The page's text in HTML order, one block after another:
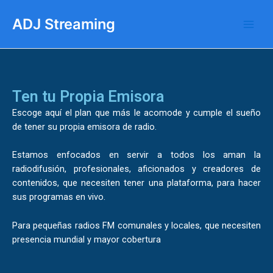
ADJ Streaming
Ten tu Propia Emisora
Escoge aquí el plan que más le acomode y cumple el sueño
de tener su propia emisora de radio.
Estamos enfocados en servir a todos los aman la
radiodifusión, profesionales, aficionados y creadores de
contenidos, que necesiten tener una plataforma, para hacer
sus programas en vivo.
Para pequeñas radios FM comunales y locales, que necesiten
presencia mundial y mayor cobertura